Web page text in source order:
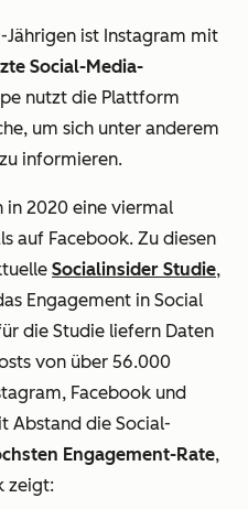
Jährigen ist Instagram mit
Social-Media-
nutzt die Plattform
um sich unter anderem
informieren.
in 2020 eine viermal
auf Facebook. Zu diesen
Socialinsider Studie,
Engagement in Social
die Studie liefern Daten
von über 56.000
Facebook und
Abstand die Social-
Engagement-Rate,
zeigt: